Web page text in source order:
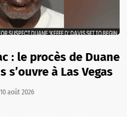
: le procès de Duane
s’ouvre à Las Vegas
10 août 2026